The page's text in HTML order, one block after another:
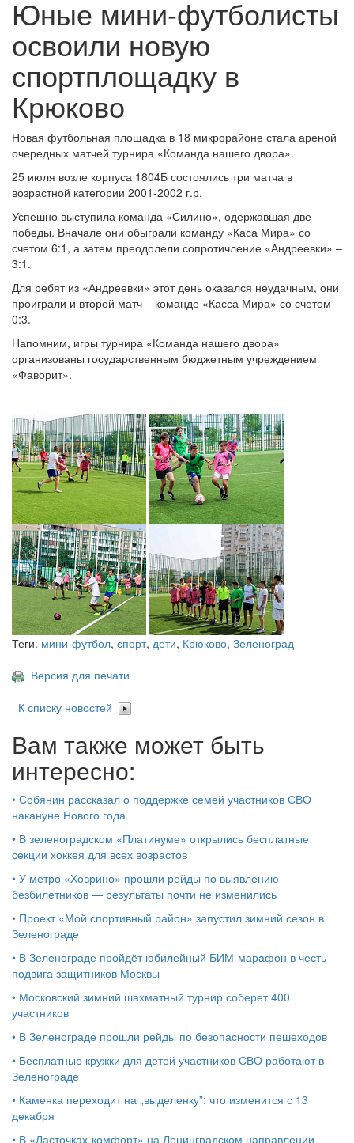
Юные мини-футболисты
освоили новую
спортплощадку в
Крюково
Новая футбольная площадка в 18 микрорайоне стала ареной
очередных матчей турнира «Команда нашего двора».
25 июля возле корпуса 1804Б состоялись три матча в
возрастной категории 2001-2002 г.р.
Успешно выступила команда «Силино», одержавшая две
победы. Вначале они обыграли команду «Каса Мира» со
счетом 6:1, а затем преодолели сопротичление «Андреевки» –
3:1.
Для ребят из «Андреевки» этот день оказался неудачным, они
проиграли и второй матч – команде «Касса Мира» со счетом
0:3.
Напомним, игры турнира «Команда нашего двора»
организованы государственным бюджетным учреждением
«Фаворит».
Теги: мини-футбол, спорт, дети, Крюково, Зеленоград
Версия для печати
К списку новостей
Вам также может быть
интересно:
• Собянин рассказал о поддержке семей участников СВО
накануне Нового года
• В зеленоградском «Платинуме» открылись бесплатные
секции хоккея для всех возрастов
• У метро «Ховрино» прошли рейды по выявлению
безбилетников — результаты почти не изменились
• Проект «Мой спортивный район» запустил зимний сезон в
Зеленограде
• В Зеленограде пройдёт юбилейный БИМ‑марафон в честь
подвига защитников Москвы
• Московский зимний шахматный турнир соберет 400
участников
• В Зеленограде прошли рейды по безопасности пешеходов
• Бесплатные кружки для детей участников СВО работают в
Зеленограде
• Каменка переходит на „выделенку”: что изменится с 13
декабря
• В «Ласточках‑комфорт» на Ленинградском направлении